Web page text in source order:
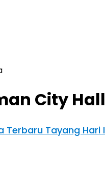
City
Terbaru Tayang